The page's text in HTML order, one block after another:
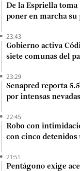
De la Espriella toma
poner en marcha
23:43
Gobierno activa
siete comunas del
23:29
Senapred reporta
por intensas nevadas
22:45
Robo con
con cinco detenidos
21:51
Pentágono exige